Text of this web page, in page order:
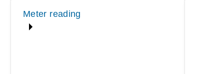
Meter reading